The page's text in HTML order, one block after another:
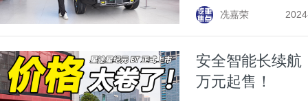
T2值不值得入手吧！
冼嘉荣
安全智能长续航
万元起售！